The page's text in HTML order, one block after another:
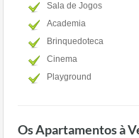
Sala de Jogos
Academia
Brinquedoteca
Cinema
Playground
Os Apartamentos à